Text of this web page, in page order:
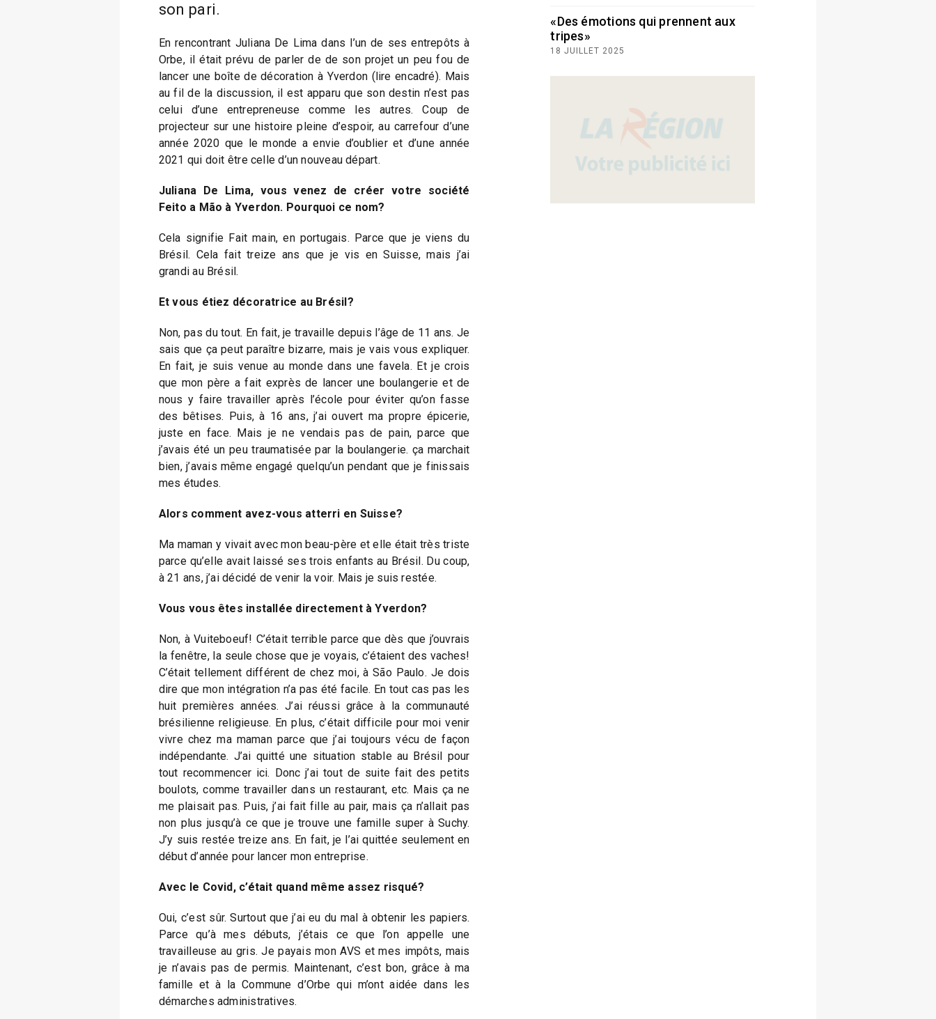
son pari.
En rencontrant Juliana De Lima dans l’un de ses entrepôts à
Orbe, il était prévu de parler de de son projet un peu fou de
lancer une boîte de décoration à Yverdon (lire encadré). Mais
au fil de la discussion, il est apparu que son destin n’est pas
celui d’une entrepreneuse comme les autres. Coup de
projecteur sur une histoire pleine d’espoir, au carrefour d’une
année 2020 que le monde a envie d’oublier et d’une année
2021 qui doit être celle d’un nouveau départ.
Juliana De Lima, vous venez de créer votre société
Feito a Mão à Yverdon. Pourquoi ce nom?
Cela signifie Fait main, en portugais. Parce que je viens du
Brésil. Cela fait treize ans que je vis en Suisse, mais j’ai
grandi au Brésil.
Et vous étiez décoratrice au Brésil?
Non, pas du tout. En fait, je travaille depuis l’âge de 11 ans. Je
sais que ça peut paraître bizarre, mais je vais vous expliquer.
En fait, je suis venue au monde dans une favela. Et je crois
que mon père a fait exprès de lancer une boulangerie et de
nous y faire travailler après l’école pour éviter qu’on fasse
des bêtises. Puis, à 16 ans, j’ai ouvert ma propre épicerie,
juste en face. Mais je ne vendais pas de pain, parce que
j’avais été un peu traumatisée par la boulangerie. ça marchait
bien, j’avais même engagé quelqu’un pendant que je finissais
mes études.
Alors comment avez-vous atterri en Suisse?
Ma maman y vivait avec mon beau-père et elle était très triste
parce qu’elle avait laissé ses trois enfants au Brésil. Du coup,
à 21 ans, j’ai décidé de venir la voir. Mais je suis restée.
Vous vous êtes installée directement à Yverdon?
Non, à Vuiteboeuf! C’était terrible parce que dès que j’ouvrais
la fenêtre, la seule chose que je voyais, c’étaient des vaches!
C’était tellement différent de chez moi, à São Paulo. Je dois
dire que mon intégration n’a pas été facile. En tout cas pas les
huit premières années. J’ai réussi grâce à la communauté
brésilienne religieuse. En plus, c’était difficile pour moi venir
vivre chez ma maman parce que j’ai toujours vécu de façon
indépendante. J’ai quitté une situation stable au Brésil pour
tout recommencer ici. Donc j’ai tout de suite fait des petits
boulots, comme travailler dans un restaurant, etc. Mais ça ne
me plaisait pas. Puis, j’ai fait fille au pair, mais ça n’allait pas
non plus jusqu’à ce que je trouve une famille super à Suchy.
J’y suis restée treize ans. En fait, je l’ai quittée seulement en
début d’année pour lancer mon entreprise.
Avec le Covid, c’était quand même assez risqué?
Oui, c’est sûr. Surtout que j’ai eu du mal à obtenir les papiers.
Parce qu’à mes débuts, j’étais ce que l’on appelle une
travailleuse au gris. Je payais mon AVS et mes impôts, mais
je n’avais pas de permis. Maintenant, c’est bon, grâce à ma
famille et à la Commune d’Orbe qui m’ont aidée dans les
démarches administratives.
«Des émotions qui prennent aux
tripes»
18 JUILLET 2025